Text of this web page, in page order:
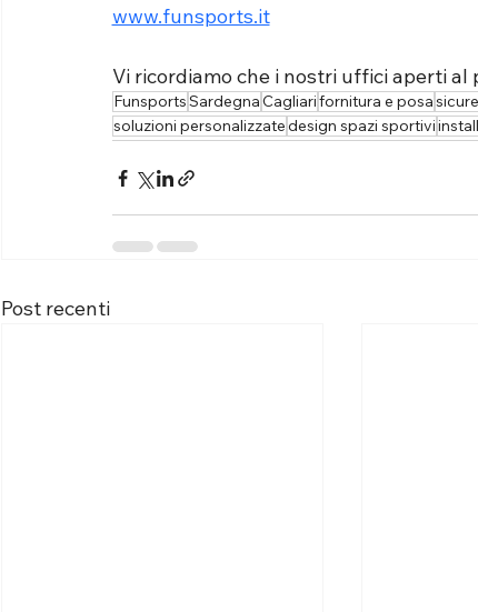
www.funsports.it
Vi ricordiamo che i nostri uffici aperti
FunsportsSardegnaCagliarifornitura e posa
soluzioni personalizzatedesign spazi sportivi
Post recenti